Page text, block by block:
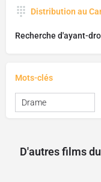
Distribution au
Recherche d'ayant-
Mots-clés
Drame
D'autres films